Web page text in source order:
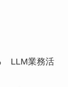
LLM業務活